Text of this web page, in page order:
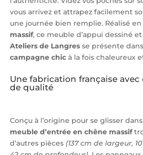
vous arrivez et attrapez facilement
une journée bien remplie. Réalisé en
massif, ce meuble d’appui dessiné
Ateliers de Langres se présente
campagne chic à la fois chaleureux
Une fabrication française
de qualité
Conçu à l’origine pour se glisser
meuble d’entrée en chêne massif
d’autres pièces (137 cm de largeur,